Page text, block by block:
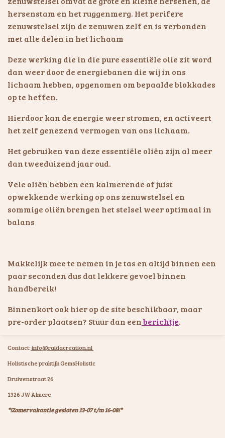
hersenstam en het ruggenmerg. Het perifere
zenuwstelsel zijn de zenuwen zelf en is verbonden
met alle delen in het lichaam
Deze werking die in die pure essentiële olie zit word
dan weer door de energiebanen die wij in ons
lichaam hebben, opgenomen om bepaalde blokkades
op te heffen.
Hierdoor kan de energie weer stromen, en activeert
het zelf genezend vermogen van ons lichaam.
Het gebruiken van deze essentiële oliën zijn al meer
dan tweeduizend jaar oud.
Vele oliën hebben een kalmerende of juist
opwekkende werking op ons zenuwstelsel en
sommige oliën brengen het stelsel weer optimaal in
balans
Makkelijk mee te nemen in je tas en altijd binnen een
paar seconden dus dat lekkere gevoel binnen
handbereik!
Binnenkort ook hier op de site beschikbaar, maar
pre-order plaatsen? Stuur dan eenberichtje.
Contact:info@raidacreation.nl
Holistische praktijk GemsHolistic
Druivenstraat 26
1326 JW Almere
*!Zomervakantie gesloten 13-07 t/m 16-08!*